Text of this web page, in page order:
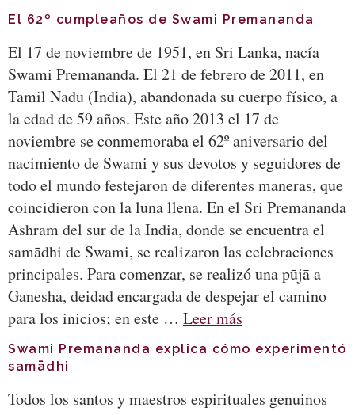
El 62º cumpleaños de Swami Premananda
El 17 de noviembre de 1951, en Sri Lanka, nacía
Swami Premananda. El 21 de febrero de 2011, en
Tamil Nadu (India), abandonada su cuerpo físico, a
la edad de 59 años. Este año 2013 el 17 de
noviembre se conmemoraba el 62º aniversario del
nacimiento de Swami y sus devotos y seguidores de
todo el mundo festejaron de diferentes maneras, que
coincidieron con la luna llena. En el Sri Premananda
Ashram del sur de la India, donde se encuentra el
samādhi de Swami, se realizaron las celebraciones
principales. Para comenzar, se realizó una pūjā a
Ganesha, deidad encargada de despejar el camino
para los inicios; en este … Leer más
Swami Premananda explica cómo experimentó
samādhi
Todos los santos y maestros espirituales genuinos